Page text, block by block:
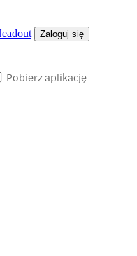
Zaloguj się
Pobierz aplikację